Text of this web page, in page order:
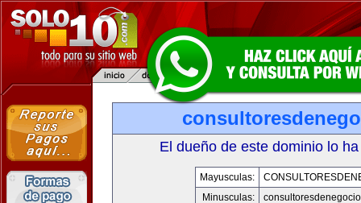
El dueño de este dominio lo
Mayusculas:
Minusculas: